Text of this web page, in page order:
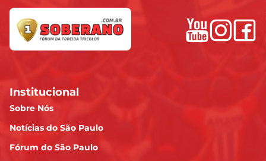
Institucional
Sobre Nós
Notícias do São Paulo
Fórum do São Paulo